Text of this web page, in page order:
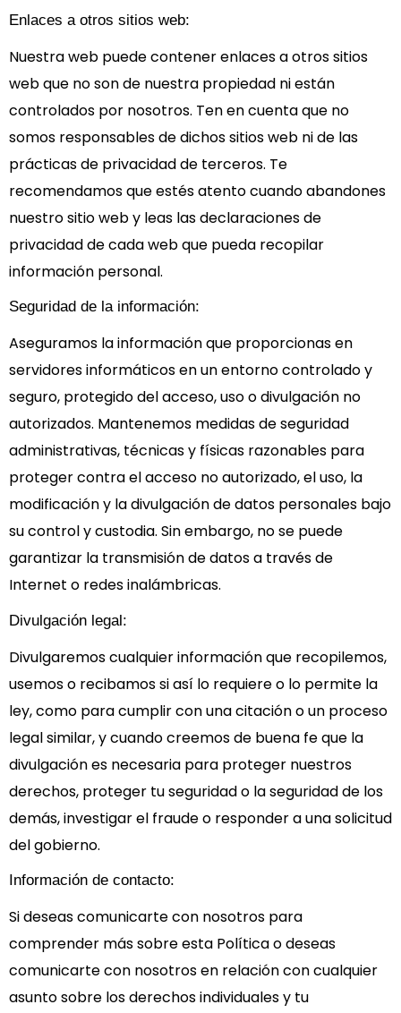
Enlaces a otros sitios web:
Nuestra web puede contener enlaces a otros sitios
web que no son de nuestra propiedad ni están
controlados por nosotros. Ten en cuenta que no
somos responsables de dichos sitios web ni de las
prácticas de privacidad de terceros. Te
recomendamos que estés atento cuando abandones
nuestro sitio web y leas las declaraciones de
privacidad de cada web que pueda recopilar
información personal.
Seguridad de la información:
Aseguramos la información que proporcionas en
servidores informáticos en un entorno controlado y
seguro, protegido del acceso, uso o divulgación no
autorizados. Mantenemos medidas de seguridad
administrativas, técnicas y físicas razonables para
proteger contra el acceso no autorizado, el uso, la
modificación y la divulgación de datos personales bajo
su control y custodia. Sin embargo, no se puede
garantizar la transmisión de datos a través de
Internet o redes inalámbricas.
Divulgación legal:
Divulgaremos cualquier información que recopilemos,
usemos o recibamos si así lo requiere o lo permite la
ley, como para cumplir con una citación o un proceso
legal similar, y cuando creemos de buena fe que la
divulgación es necesaria para proteger nuestros
derechos, proteger tu seguridad o la seguridad de los
demás, investigar el fraude o responder a una solicitud
del gobierno.
Información de contacto:
Si deseas comunicarte con nosotros para
comprender más sobre esta Política o deseas
comunicarte con nosotros en relación con cualquier
asunto sobre los derechos individuales y tu